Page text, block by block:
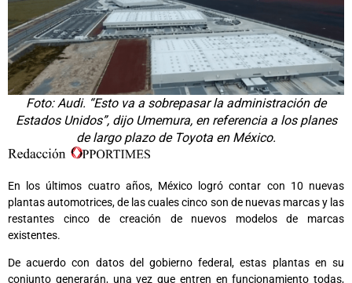
Foto: Audi. “Esto va a sobrepasar la administración de
Estados Unidos”, dijo Umemura, en referencia a los planes
de largo plazo de Toyota en México.
En los últimos cuatro años, México logró contar con 10 nuevas
plantas automotrices, de las cuales cinco son de nuevas marcas y las
restantes cinco de creación de nuevos modelos de marcas
existentes.
De acuerdo con datos del gobierno federal, estas plantas en su
conjunto generarán, una vez que entren en funcionamiento todas,